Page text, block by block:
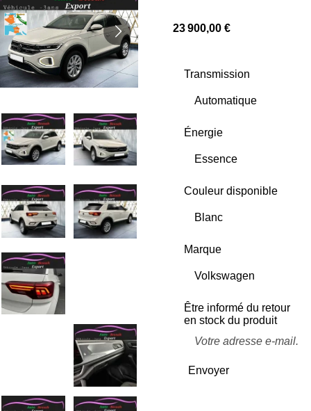
23 900,00 €
Transmission
Énergie
Couleur disponible
Marque
Être informé du retour
en stock du produit
Envoyer